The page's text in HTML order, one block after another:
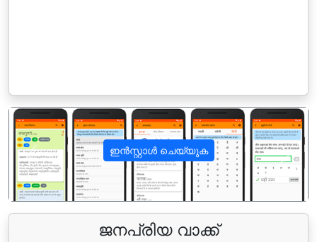
ഇൻസ്റ്റാൾ ചെയ്യുക
पिछला अगला
ജനപ്രിയ വാക്ക്